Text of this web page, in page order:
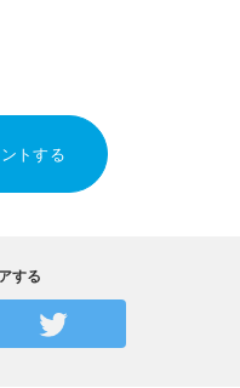
トする
する